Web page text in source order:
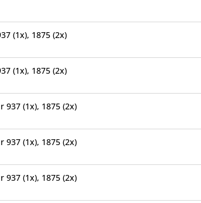
(1x), 1875 (2x)
(1x), 1875 (2x)
937 (1x), 1875 (2x)
937 (1x), 1875 (2x)
937 (1x), 1875 (2x)